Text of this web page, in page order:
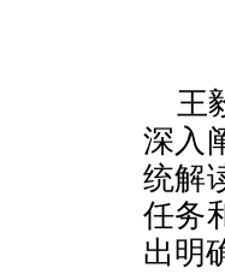
王
深入
统解
任务
出明